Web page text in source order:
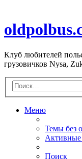
Клуб любителей
грузовичков Nysa,
Меню
Темы без
Поиск